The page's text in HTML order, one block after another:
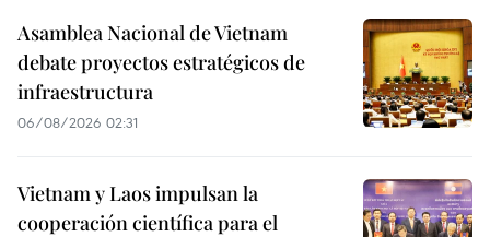
Asamblea Nacional de Vietnam
debate proyectos estratégicos de
infraestructura
06/08/2026 02:31
Vietnam y Laos impulsan la
cooperación científica para el